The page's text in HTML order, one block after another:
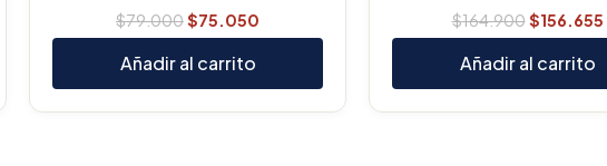
$79.000$75.050
Añadir al carrito
$164.900$156.655
Añadir al carrito